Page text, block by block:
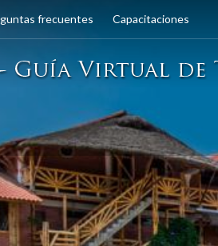
frecuentes Capacitaciones